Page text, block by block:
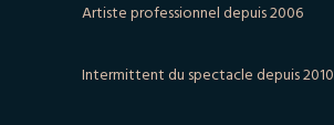
Artiste professionnel depuis 2006
Intermittent du spectacle depuis 2010